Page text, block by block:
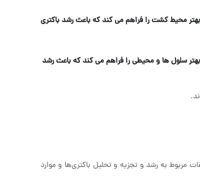
محیط کشت را فراهم می کند که باعث رشد باکتری
سلول ها و محیطی را فراهم می کند که باعث رشد
مربوط به رشد و تجزیه و تحلیل باکتری‌ها و موارد